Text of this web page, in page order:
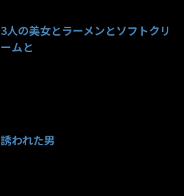
3人の美女とラーメンとソフトクリ
ームと
誘われた男